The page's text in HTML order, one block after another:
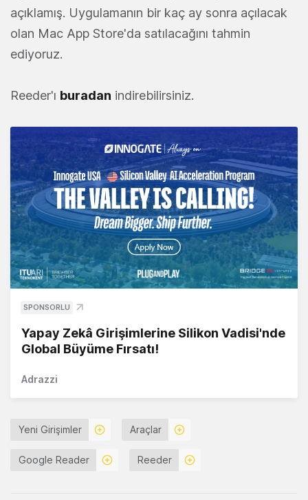
açıklamış. Uygulamanın bir kaç ay sonra açılacak
olan Mac App Store'da satılacağını tahmin
ediyoruz.
Reeder'ı buradan indirebilirsiniz.
SPONSORLU
Yapay Zekâ Girişimlerine Silikon Vadisi'nde
Global Büyüme Fırsatı!
Adrazzi
Yeni Girişimler Araçlar
Google Reader Reeder